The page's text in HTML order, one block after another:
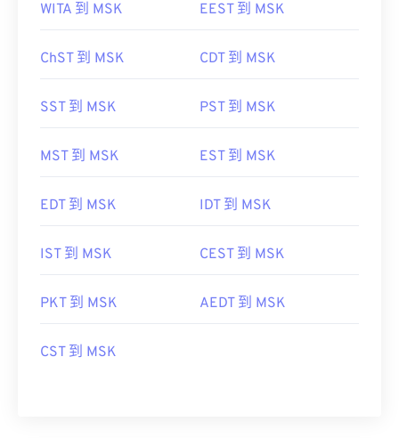
WITA 到 MSK EEST 到 MSK
ChST 到 MSK CDT 到 MSK
SST 到 MSK PST 到 MSK
MST 到 MSK EST 到 MSK
EDT 到 MSK IDT 到 MSK
IST 到 MSK CEST 到 MSK
PKT 到 MSK AEDT 到 MSK
CST 到 MSK